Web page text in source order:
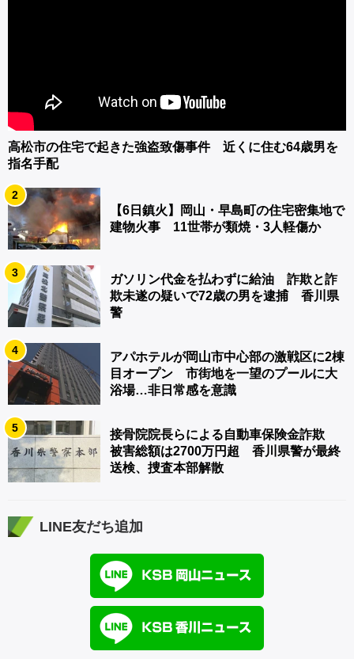
高松市の住宅で起きた強盗致傷事件 近くに住む64歳男を
指名手配
2
【6日鎮火】岡山・早島町の住宅密集地で
建物火事 11世帯が類焼・3人軽傷か
3
ガソリン代金を払わずに給油 詐欺と詐
欺未遂の疑いで72歳の男を逮捕 香川県
警
4
アパホテルが岡山市中心部の激戦区に2棟
目オープン 市街地を一望のプールに大
浴場…非日常感を意識
5
接骨院院長らによる自動車保険金詐欺
被害総額は2700万円超 香川県警が最終
送検、捜査本部解散
LINE友だち追加